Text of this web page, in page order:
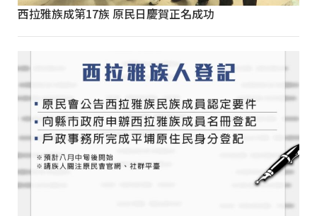
西拉雅族成第17族 原民日慶賀正名成功